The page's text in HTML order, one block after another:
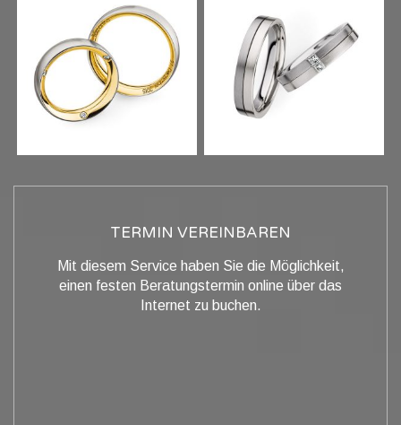
TERMIN VEREINBAREN
Mit diesem Service haben Sie die Möglichkeit,
einen festen Beratungstermin online über das
Internet zu buchen.